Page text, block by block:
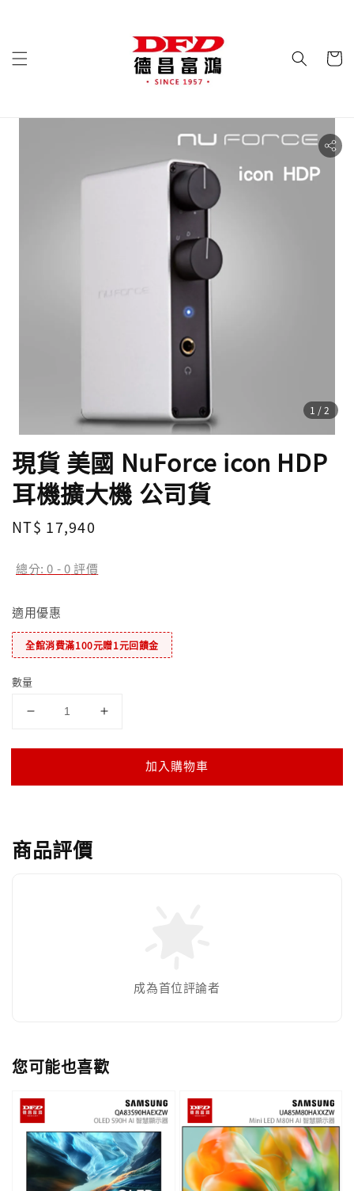
1 /2
現貨 美國 NuForce icon HDP
耳機擴大機 公司貨
Regular
NT$ 17,940
總分:0 -0評價
適用優惠
全館消費滿100元贈1元回饋金
數量
加入購物車
商品評價
成為首位評論者
您可能也喜歡